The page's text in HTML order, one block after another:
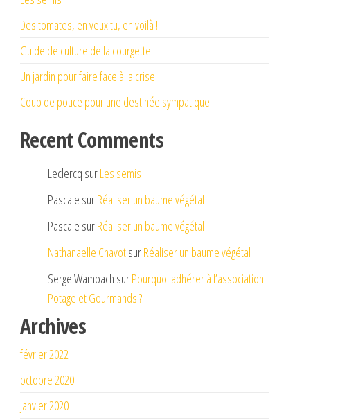
Des tomates, en veux tu, en voilà !
Guide de culture de la courgette
Un jardin pour faire face à la crise
Coup de pouce pour une destinée sympatique !
Recent Comments
Leclercq surLes semis
Pascale surRéaliser un baume végétal
Pascale surRéaliser un baume végétal
Nathanaelle ChavotsurRéaliser un baume végétal
Serge Wampach surPourquoi adhérer à l’association
Potage et Gourmands ?
Archives
février 2022
octobre 2020
janvier 2020